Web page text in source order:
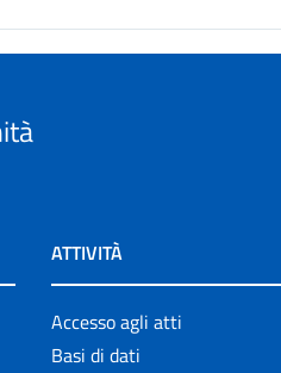
ATTIVITÀ
Accesso agli atti
Basi di dati